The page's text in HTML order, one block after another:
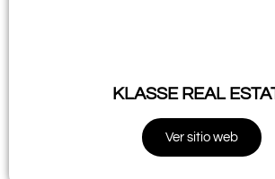
KLASSE REAL
Ver sitio web